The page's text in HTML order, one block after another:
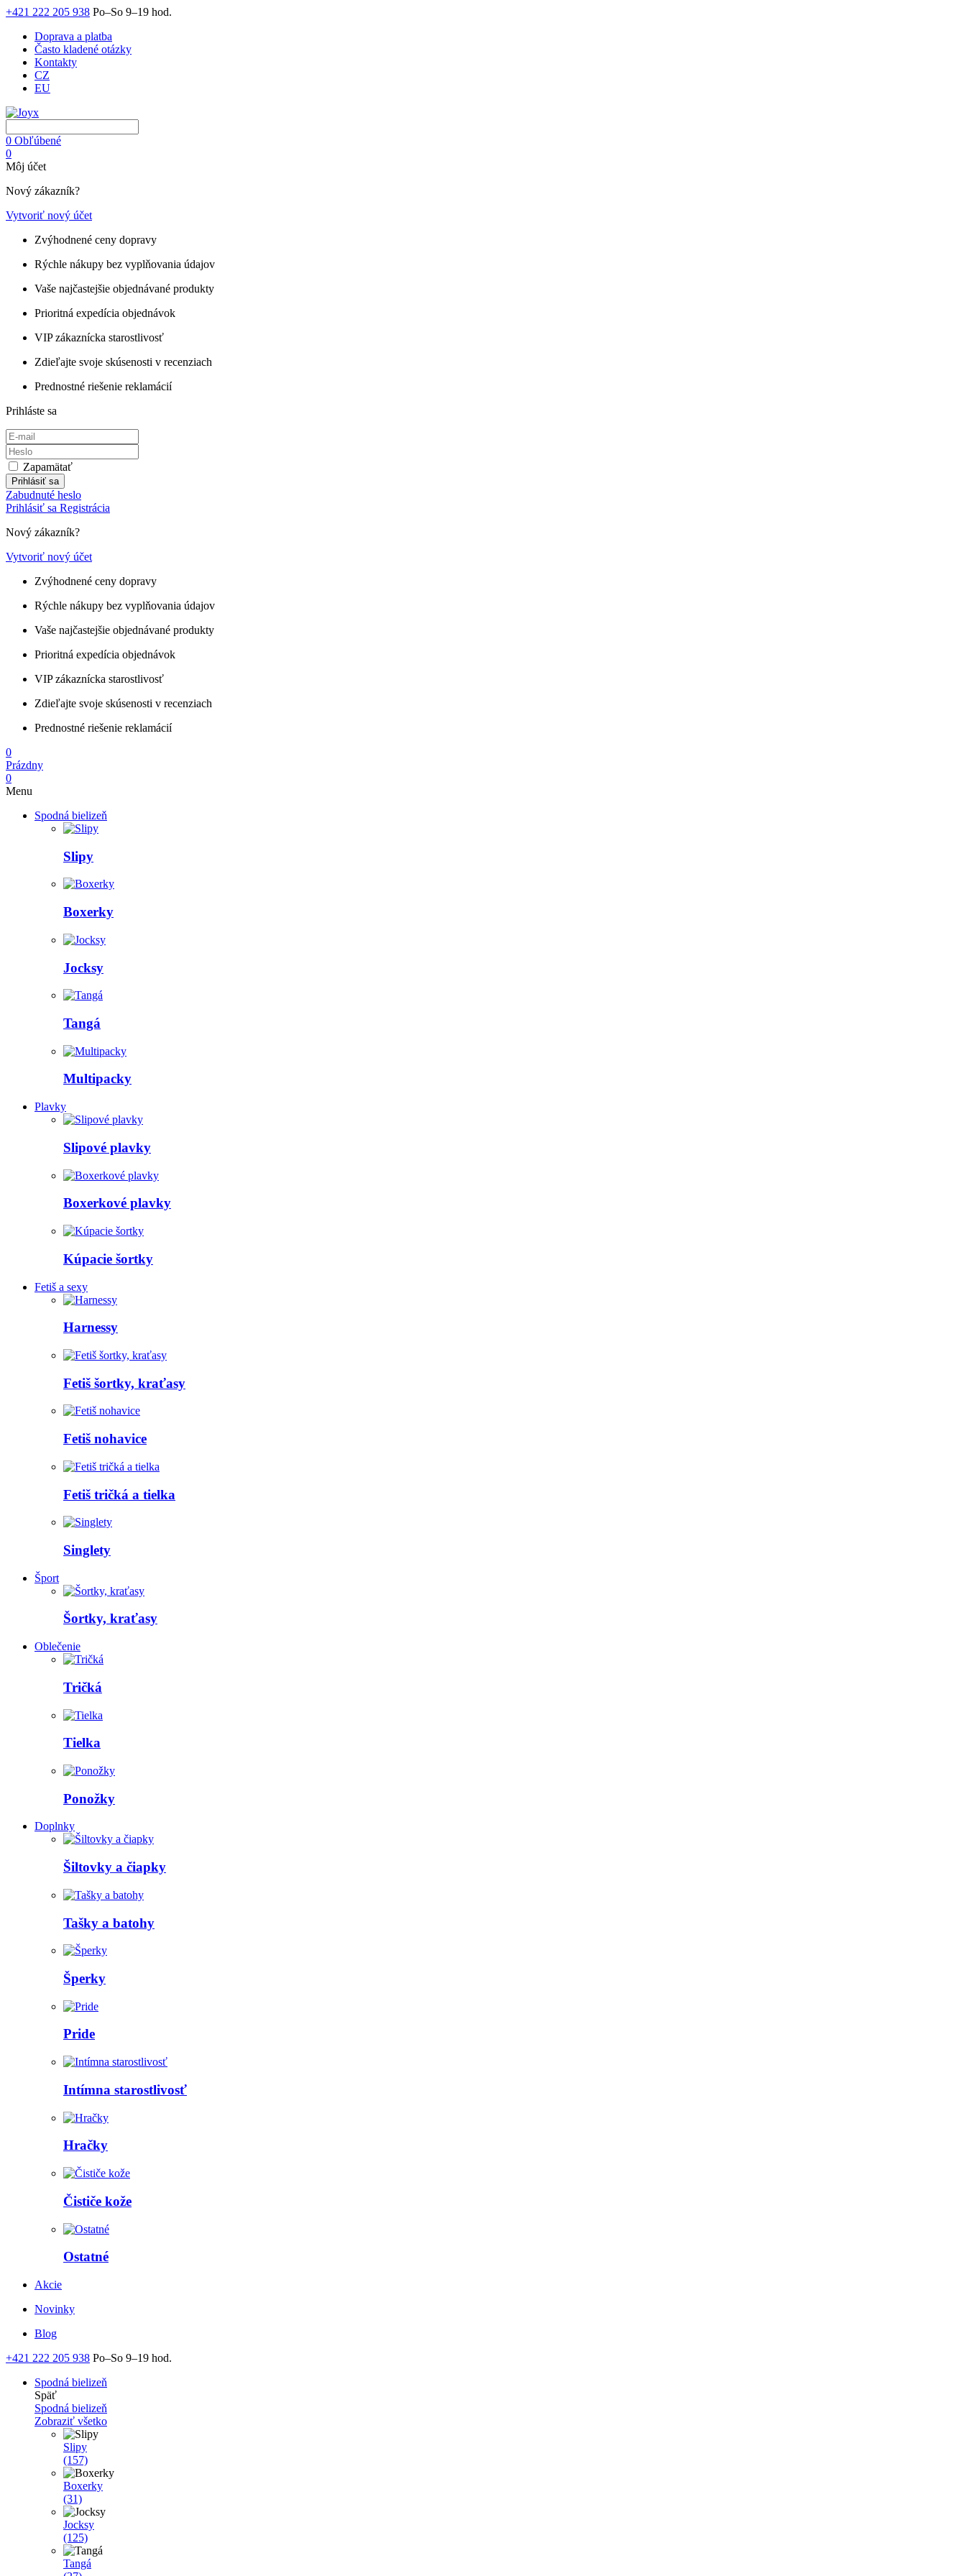
+421 222 205 938 Po–So 9–19 hod.
Doprava a platba
Často kladené otázky
Kontakty
CZ
EU
0 Obľúbené
0
Môj účet
Nový zákazník?
Vytvoriť nový účet
Zvýhodnené ceny dopravy
Rýchle nákupy bez vyplňovania údajov
Vaše najčastejšie objednávané produkty
Prioritná expedícia objednávok
VIP zákaznícka starostlivosť
Zdieľajte svoje skúsenosti v recenziach
Prednostné riešenie reklamácií
Prihláste sa
Zapamätať
Prihlásiť sa
Zabudnuté heslo
Prihlásiť sa Registrácia
Nový zákazník?
Vytvoriť nový účet
Zvýhodnené ceny dopravy
Rýchle nákupy bez vyplňovania údajov
Vaše najčastejšie objednávané produkty
Prioritná expedícia objednávok
VIP zákaznícka starostlivosť
Zdieľajte svoje skúsenosti v recenziach
Prednostné riešenie reklamácií
0
Prázdny
0
Menu
Spodná bielizeň
Slipy
Boxerky
Jocksy
Tangá
Multipacky
Plavky
Slipové plavky
Boxerkové plavky
Kúpacie šortky
Fetiš a sexy
Harnessy
Fetiš šortky, kraťasy
Fetiš nohavice
Fetiš tričká a tielka
Singlety
Šport
Šortky, kraťasy
Oblečenie
Tričká
Tielka
Ponožky
Doplnky
Šiltovky a čiapky
Tašky a batohy
Šperky
Pride
Intímna starostlivosť
Hračky
Čističe kože
Ostatné
Akcie
Novinky
Blog
+421 222 205 938 Po–So 9–19 hod.
Spodná bielizeň
Späť
Spodná bielizeň
Zobraziť všetko
Slipy
(157)
Boxerky
(31)
Jocksy
(125)
Tangá